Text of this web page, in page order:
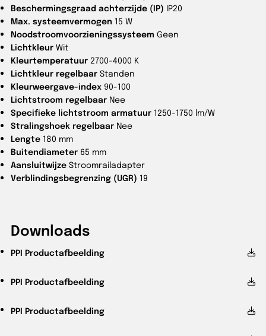
Beschermingsgraad achterzijde (IP) IP20
Max. systeemvermogen 15 W
Noodstroomvoorzieningssysteem Geen
Lichtkleur Wit
Kleurtemperatuur 2700-4000 K
Lichtkleur regelbaar Standen
Kleurweergave-index 90-100
Lichtstroom regelbaar Nee
Specifieke lichtstroom armatuur 1250-1750 lm/W
Stralingshoek regelbaar Nee
Lengte 180 mm
Buitendiameter 65 mm
Aansluitwijze Stroomrailadapter
Verblindingsbegrenzing (UGR) 19
Downloads
PPI Productafbeelding
PPI Productafbeelding
PPI Productafbeelding